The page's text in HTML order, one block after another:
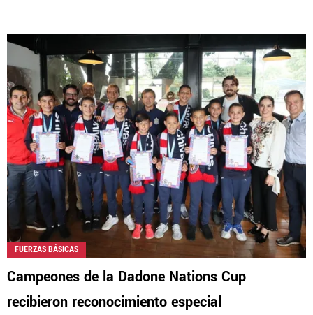
FUERZAS BÁSICAS
Campeones de la Dadone Nations Cup
recibieron reconocimiento especial